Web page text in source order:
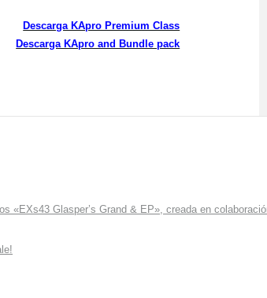
Descarga KApro Premium Class
Descarga KApro and Bundle pack
«EXs43 Glasper’s Grand & EP», creada en